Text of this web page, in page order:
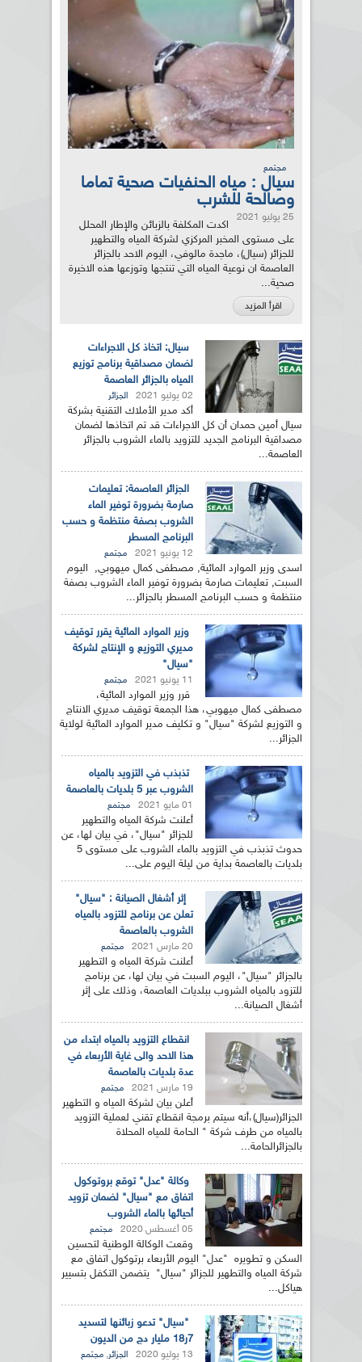
مجتمع
سيال : مياه الحنفيات صحية تماما
وصالحة للشرب
25 يوليو 2021
اكدت المكلفة بالزبائن والإطار المحلل
على مستوى المخبر المركزي لشركة المياه والتطهير
للجزائر (سيال)، ماجدة مالوفي، اليوم الاحد بالجزائر
العاصمة ان نوعية المياه التي تنتجها وتوزعها هذه الاخيرة
صحية...
اقرأ المزيد
سيال: اتخاذ كل الاجراءات
لضمان مصداقية برنامج توزيع
المياه بالجزائر العاصمة
02 يوليو 2021 الجزائر
أكد مدير الأملاك التقنية بشركة
سيال أمين حمدان أن كل الاجراءات قد تم اتخاذها لضمان
مصداقية البرنامج الجديد للتزويد بالماء الشروب بالجزائر
العاصمة...
الجزائر العاصمة: تعليمات
صارمة بضرورة توفير الماء
الشروب بصفة منتظمة و حسب
البرنامج المسطر
12 يونيو 2021 مجتمع
اسدى وزير الموارد المائية, مصطفى كمال ميهوبي, اليوم
السبت, تعليمات صارمة بضرورة توفير الماء الشروب بصفة
منتظمة و حسب البرنامج المسطر بالجزائر...
وزير الموارد المائية يقرر توقيف
مديري التوزيع و الإنتاج لشركة
"سيال"
11 يونيو 2021 مجتمع
قرر وزير الموارد المائية،
مصطفى كمال ميهوبي، هذا الجمعة توقيف مديري الانتاج
و التوزيع لشركة "سيال" و تكليف مدير الموارد المائية لولاية
الجزائر...
تذبذب في التزويد بالمياه
الشروب عبر 5 بلديات بالعاصمة
01 مايو 2021 مجتمع
أعلنت شركة المياه والتطهير
للجزائر "سيال"، في بيان لها، عن
حدوث تذبذب في التزويد بالماء الشروب على مستوى 5
بلديات بالعاصمة بداية من ليلة اليوم على...
إثر أشغال الصيانة : "سيال"
تعلن عن برنامج للتزود بالمياه
الشروب بالعاصمة
20 مارس 2021 مجتمع
أعلنت شركة المياه و التطهير
بالجزائر "سيال"، اليوم السبت في بيان لها، عن برنامج
للتزود بالمياه الشروب ببلديات العاصمة، وذلك على إثر
أشغال الصيانة...
انقطاع التزويد بالمياه ابتداء من
هذا الاحد والى غاية الأربعاء في
عدة بلديات بالعاصمة
19 مارس 2021 مجتمع
أعلن بيان لشركة المياه و التطهير
الجزائر(سيال)،أنه سيتم برمجة انقطاع تقني لعملية التزويد
بالمياه من طرف شركة " الحامة للمياه المحلاة
بالجزائرالحامة...
وكالة "عدل" توقع بروتوكول
اتفاق مع "سيال" لضمان تزويد
أحيائها بالماء الشروب
05 أغسطس 2020 مجتمع
وقعت الوكالة الوطنية لتحسين
السكن و تطويره "عدل" اليوم الأربعاء برتوكول اتفاق مع
شركة المياه والتطهير للجزائر "سيال" يتضمن التكفل بتسيير
هياكل...
"سيال" تدعو زبائنها لتسديد
7ر18 مليار دج من الديون
13 يوليو 2020 الجزائر, مجتمع